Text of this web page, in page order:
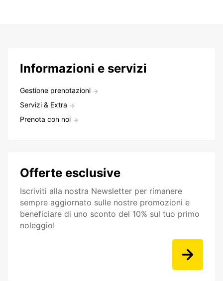
Informazioni e servizi
Gestione prenotazioni
Servizi & Extra
Prenota con noi
Offerte esclusive
Iscriviti alla nostra Newsletter per rimanere
sempre aggiornato sulle nostre promozioni e
beneficiare di uno sconto del 10% sul tuo primo
noleggio!